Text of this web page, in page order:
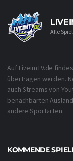
Alle
Auf LiveimTV.de
übertragen werden.
auch Streams von
benachbarten
andere Sportarten.
KOMMENDE